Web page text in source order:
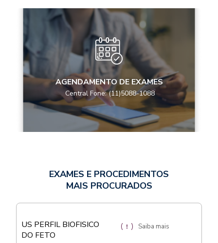
AGENDAMENTO DE EXAMES
Central Fone: (11)5088-1088
EXAMES E PROCEDIMENTOS
MAIS PROCURADOS
US PERFIL BIOFISICO
DO FETO
Saiba mais